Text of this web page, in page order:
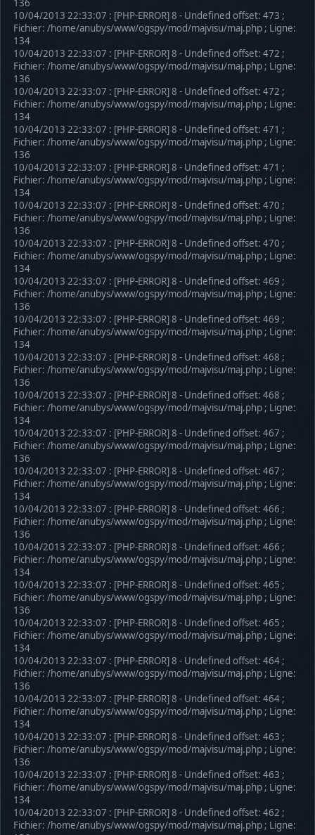
136
10/04/2013 22:33:07 : [PHP-ERROR] 8 - Undefined offset: 473 ;
Fichier: /home/anubys/www/ogspy/mod/majvisu/maj.php ; Ligne:
134
10/04/2013 22:33:07 : [PHP-ERROR] 8 - Undefined offset: 472 ;
Fichier: /home/anubys/www/ogspy/mod/majvisu/maj.php ; Ligne:
136
10/04/2013 22:33:07 : [PHP-ERROR] 8 - Undefined offset: 472 ;
Fichier: /home/anubys/www/ogspy/mod/majvisu/maj.php ; Ligne:
134
10/04/2013 22:33:07 : [PHP-ERROR] 8 - Undefined offset: 471 ;
Fichier: /home/anubys/www/ogspy/mod/majvisu/maj.php ; Ligne:
136
10/04/2013 22:33:07 : [PHP-ERROR] 8 - Undefined offset: 471 ;
Fichier: /home/anubys/www/ogspy/mod/majvisu/maj.php ; Ligne:
134
10/04/2013 22:33:07 : [PHP-ERROR] 8 - Undefined offset: 470 ;
Fichier: /home/anubys/www/ogspy/mod/majvisu/maj.php ; Ligne:
136
10/04/2013 22:33:07 : [PHP-ERROR] 8 - Undefined offset: 470 ;
Fichier: /home/anubys/www/ogspy/mod/majvisu/maj.php ; Ligne:
134
10/04/2013 22:33:07 : [PHP-ERROR] 8 - Undefined offset: 469 ;
Fichier: /home/anubys/www/ogspy/mod/majvisu/maj.php ; Ligne:
136
10/04/2013 22:33:07 : [PHP-ERROR] 8 - Undefined offset: 469 ;
Fichier: /home/anubys/www/ogspy/mod/majvisu/maj.php ; Ligne:
134
10/04/2013 22:33:07 : [PHP-ERROR] 8 - Undefined offset: 468 ;
Fichier: /home/anubys/www/ogspy/mod/majvisu/maj.php ; Ligne:
136
10/04/2013 22:33:07 : [PHP-ERROR] 8 - Undefined offset: 468 ;
Fichier: /home/anubys/www/ogspy/mod/majvisu/maj.php ; Ligne:
134
10/04/2013 22:33:07 : [PHP-ERROR] 8 - Undefined offset: 467 ;
Fichier: /home/anubys/www/ogspy/mod/majvisu/maj.php ; Ligne:
136
10/04/2013 22:33:07 : [PHP-ERROR] 8 - Undefined offset: 467 ;
Fichier: /home/anubys/www/ogspy/mod/majvisu/maj.php ; Ligne:
134
10/04/2013 22:33:07 : [PHP-ERROR] 8 - Undefined offset: 466 ;
Fichier: /home/anubys/www/ogspy/mod/majvisu/maj.php ; Ligne:
136
10/04/2013 22:33:07 : [PHP-ERROR] 8 - Undefined offset: 466 ;
Fichier: /home/anubys/www/ogspy/mod/majvisu/maj.php ; Ligne:
134
10/04/2013 22:33:07 : [PHP-ERROR] 8 - Undefined offset: 465 ;
Fichier: /home/anubys/www/ogspy/mod/majvisu/maj.php ; Ligne:
136
10/04/2013 22:33:07 : [PHP-ERROR] 8 - Undefined offset: 465 ;
Fichier: /home/anubys/www/ogspy/mod/majvisu/maj.php ; Ligne:
134
10/04/2013 22:33:07 : [PHP-ERROR] 8 - Undefined offset: 464 ;
Fichier: /home/anubys/www/ogspy/mod/majvisu/maj.php ; Ligne:
136
10/04/2013 22:33:07 : [PHP-ERROR] 8 - Undefined offset: 464 ;
Fichier: /home/anubys/www/ogspy/mod/majvisu/maj.php ; Ligne:
134
10/04/2013 22:33:07 : [PHP-ERROR] 8 - Undefined offset: 463 ;
Fichier: /home/anubys/www/ogspy/mod/majvisu/maj.php ; Ligne:
136
10/04/2013 22:33:07 : [PHP-ERROR] 8 - Undefined offset: 463 ;
Fichier: /home/anubys/www/ogspy/mod/majvisu/maj.php ; Ligne:
134
10/04/2013 22:33:07 : [PHP-ERROR] 8 - Undefined offset: 462 ;
Fichier: /home/anubys/www/ogspy/mod/majvisu/maj.php ; Ligne: